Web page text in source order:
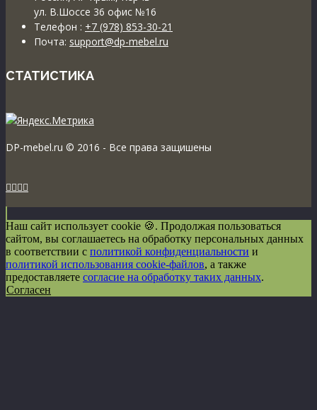
ул. В.Шоссе 36 офис №16
Телефон : +7 (978) 853-30-21
Почта: support@dp-mebel.ru
СТАТИСТИКА
DP-mebel.ru © 2016 - Все права защишены

Наш сайт использует cookie 🍪. Продолжая пользоваться
сайтом, вы соглашаетесь на обработку персональных данных
в соответствии с политикой конфиденциальности и
политикой использования cookie-файлов, а также
предоставляете согласие на обработку таких данных.
Согласен